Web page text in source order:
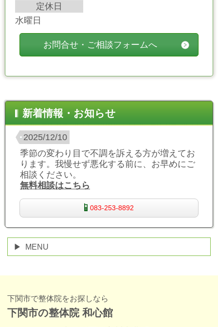
定休日
水曜日
お問合せ・ご相談フォームへ
新着情報・お知らせ
2025/12/10
季節の変わり目で不調を訴える方が増えてお
ります。我慢せず悪化する前に、お早めにご
相談ください。
無料相談はこちら
083-253-8892
MENU
下関市で整体院をお探しなら
下関市の整体院 和心館